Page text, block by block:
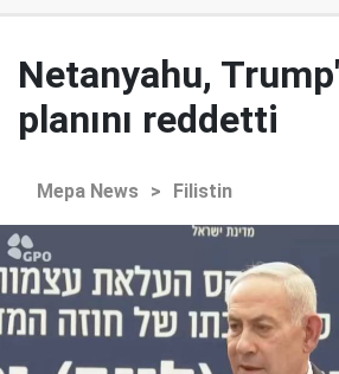
Netanyahu,
planını reddetti
Mepa News > Filistin